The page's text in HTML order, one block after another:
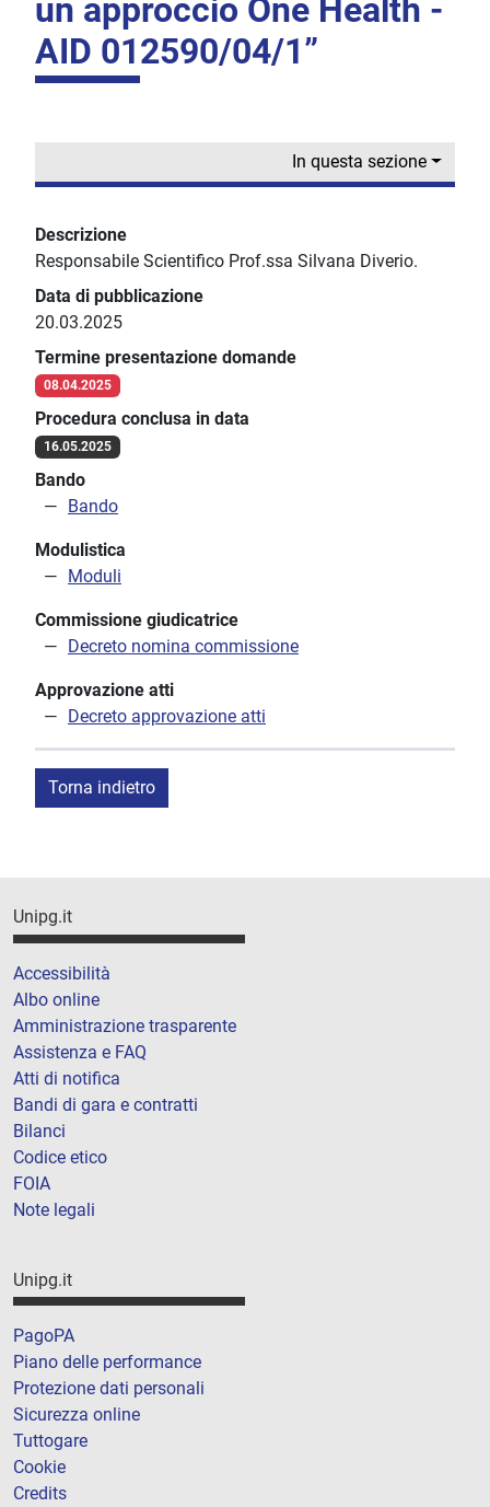
un approccio One Health -
AID 012590/04/1”
In questa sezione
Descrizione
Responsabile Scientifico Prof.ssa Silvana Diverio.
Data di pubblicazione
20.03.2025
Termine presentazione domande
08.04.2025
Procedura conclusa in data
16.05.2025
Bando
Bando
Modulistica
Moduli
Commissione giudicatrice
Decreto nomina commissione
Approvazione atti
Decreto approvazione atti
Torna indietro
Unipg.it
Accessibilità
Albo online
Amministrazione trasparente
Assistenza e FAQ
Atti di notifica
Bandi di gara e contratti
Bilanci
Codice etico
FOIA
Note legali
Unipg.it
PagoPA
Piano delle performance
Protezione dati personali
Sicurezza online
Tuttogare
Cookie
Credits